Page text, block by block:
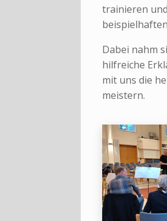
trainieren
Dabei nahm
hilfreiche
mit uns die
meistern.